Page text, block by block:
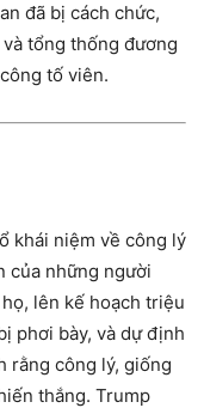
đã bị cách chức,
tổng thống đương
tố viên.
khái niệm về công lý
của những người
lên kế hoạch triệu
phơi bày, và dự định
rằng công lý, giống
thắng. Trump